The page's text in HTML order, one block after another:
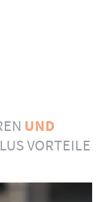
UND
VORTEILE